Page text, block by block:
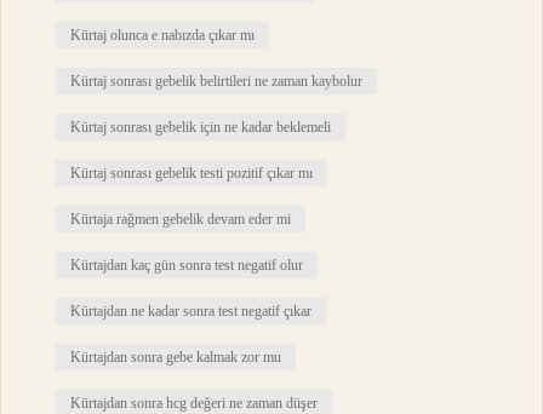
Kürtaj olunca e nabızda çıkar mı
Kürtaj sonrası gebelik belirtileri ne zaman kaybolur
Kürtaj sonrası gebelik için ne kadar beklemeli
Kürtaj sonrası gebelik testi pozitif çıkar mı
Kürtaja rağmen gebelik devam eder mi
Kürtajdan kaç gün sonra test negatif olur
Kürtajdan ne kadar sonra test negatif çıkar
Kürtajdan sonra gebe kalmak zor mu
Kürtajdan sonra hcg değeri ne zaman düşer